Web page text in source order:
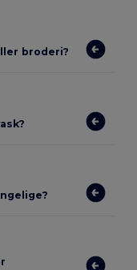
broderi?